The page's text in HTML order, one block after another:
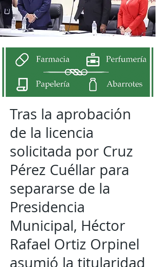
Tras la aprobación
de la licencia
solicitada por Cruz
Pérez Cuéllar para
separarse de la
Presidencia
Municipal, Héctor
Rafael Ortiz Orpinel
asumió la titularidad